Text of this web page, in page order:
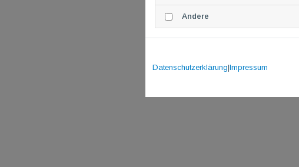
Andere
Datenschutzerklärung|Impressum